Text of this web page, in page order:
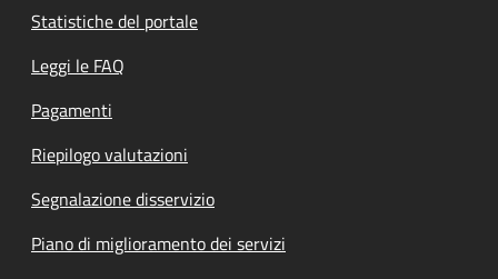
Statistiche del portale
Leggi le FAQ
Pagamenti
Riepilogo valutazioni
Segnalazione disservizio
Piano di miglioramento dei servizi